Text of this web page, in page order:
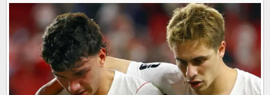
حوادث
سلامت
یک برش دانایی
محیط زیست
بین الملل
سیاست خارجی
فرهنگ و هنر
علم و دانش
فناوری و It
قرآن